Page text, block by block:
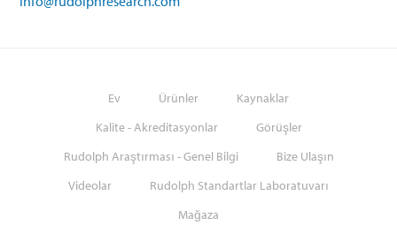
Ev Ürünler
Kaynaklar
Kalite - Akreditasyonlar
Görüşler
Rudolph Araştırması - Genel Bilgi
Bize Ulaşın
Videolar
Rudolph Standartlar Laboratuvarı
Mağaza